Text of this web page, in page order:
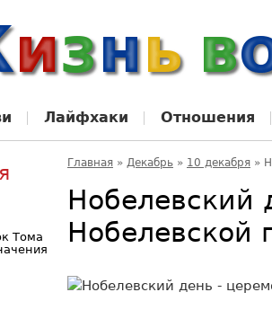
Лайфхаки Отношения
Главная » Декабрь » 10 декабря »
Нобелевский
Нобелевской
Тома